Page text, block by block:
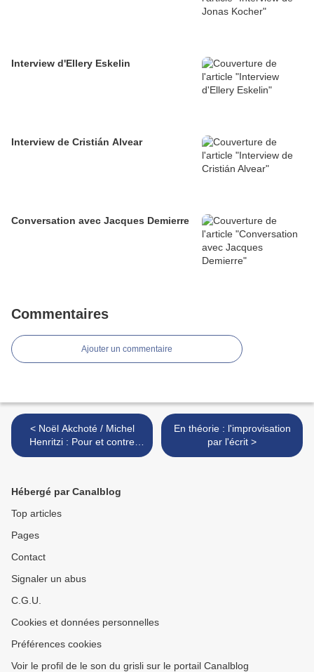
Interview d'Ellery Eskelin
Interview de Cristián Alvear
Conversation avec Jacques Demierre
Commentaires
Ajouter un commentaire
< Noël Akchoté / Michel
Henritzi : Pour et contre
[guitare jazz]
En théorie : l'improvisation
par l'écrit >
Hébergé par Canalblog
Top articles
Pages
Contact
Signaler un abus
C.G.U.
Cookies et données personnelles
Préférences cookies
Voir le profil de le son du grisli sur le portail Canalblog